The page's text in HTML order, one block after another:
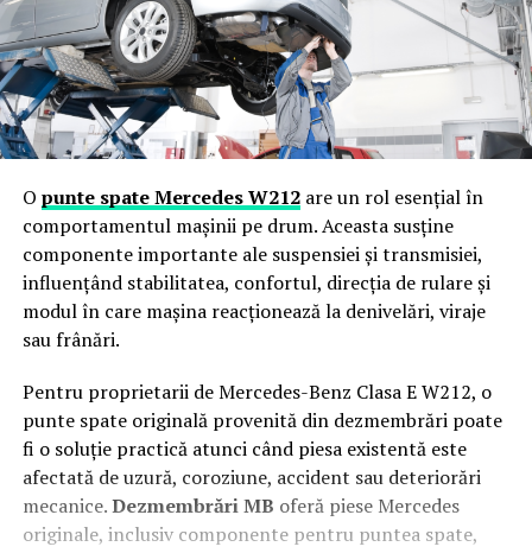
O punte spate Mercedes W212are un rol esențial în
comportamentul mașinii pe drum. Aceasta susține
componente importante ale suspensiei și transmisiei,
influențând stabilitatea, confortul, direcția de rulare și
modul în care mașina reacționează la denivelări, viraje
sau frânări.
Pentru proprietarii de Mercedes-Benz Clasa E W212, o
punte spate originală provenită din dezmembrări poate
fi o soluție practică atunci când piesa existentă este
afectată de uzură, coroziune, accident sau deteriorări
mecanice.Dezmembrări MB oferă piese Mercedes
originale, inclusiv componente pentru puntea spate,